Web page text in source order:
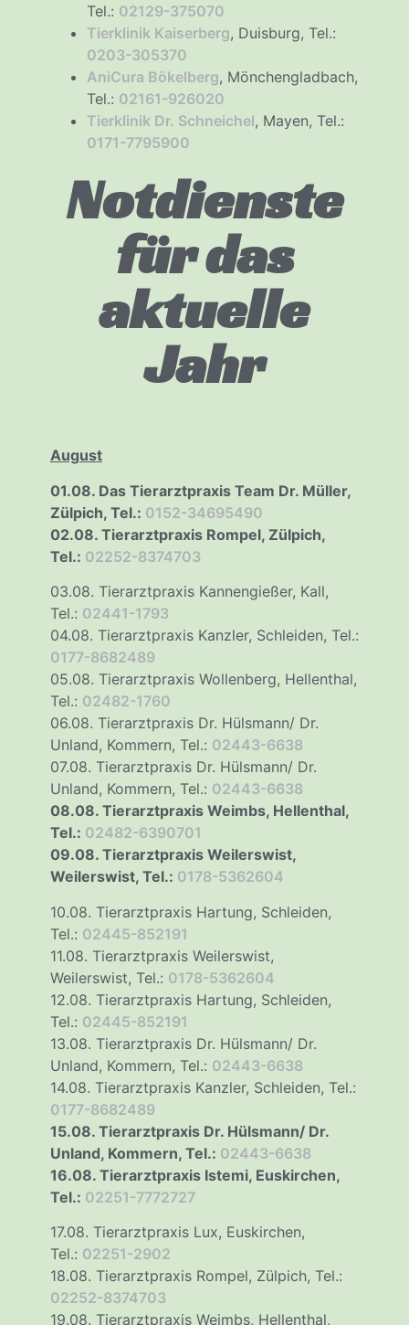
Tel.: 02129-375070
Tierklinik Kaiserberg, Duisburg, Tel.:
0203-305370
AniCura Bökelberg, Mönchengladbach,
Tel.: 02161-926020
Tierklinik Dr. Schneichel, Mayen, Tel.:
0171-7795900
Notdienste
für das
aktuelle
Jahr
August
01.08. Das Tierarztpraxis Team Dr. Müller,
Zülpich, Tel.: 0152-34695490
02.08. Tierarztpraxis Rompel, Zülpich,
Tel.: 02252-8374703
03.08. Tierarztpraxis Kannengießer, Kall,
Tel.: 02441-1793
04.08. Tierarztpraxis Kanzler, Schleiden, Tel.:
0177-8682489
05.08. Tierarztpraxis Wollenberg, Hellenthal,
Tel.: 02482-1760
06.08. Tierarztpraxis Dr. Hülsmann/ Dr.
Unland, Kommern, Tel.: 02443-6638
07.08. Tierarztpraxis Dr. Hülsmann/ Dr.
Unland, Kommern, Tel.: 02443-6638
08.08. Tierarztpraxis Weimbs, Hellenthal,
Tel.: 02482-6390701
09.08. Tierarztpraxis Weilerswist,
Weilerswist, Tel.: 0178-5362604
10.08. Tierarztpraxis Hartung, Schleiden,
Tel.: 02445-852191
11.08. Tierarztpraxis Weilerswist,
Weilerswist, Tel.: 0178-5362604
12.08. Tierarztpraxis Hartung, Schleiden,
Tel.: 02445-852191
13.08. Tierarztpraxis Dr. Hülsmann/ Dr.
Unland, Kommern, Tel.: 02443-6638
14.08. Tierarztpraxis Kanzler, Schleiden, Tel.:
0177-8682489
15.08. Tierarztpraxis Dr. Hülsmann/ Dr.
Unland, Kommern, Tel.: 02443-6638
16.08. Tierarztpraxis Istemi, Euskirchen,
Tel.: 02251-7772727
17.08. Tierarztpraxis Lux, Euskirchen,
Tel.: 02251-2902
18.08. Tierarztpraxis Rompel, Zülpich, Tel.:
02252-8374703
19.08. Tierarztpraxis Weimbs, Hellenthal,